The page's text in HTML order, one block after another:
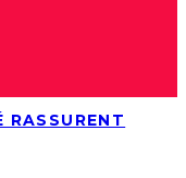
RASSURENT